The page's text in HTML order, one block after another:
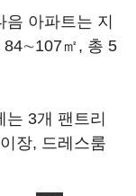
아파트는 지
84∼107㎡, 총 5
3개 팬트리
장, 드레스룸